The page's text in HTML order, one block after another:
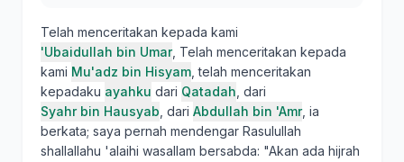
Telah menceritakan kepada kami
'Ubaidullah bin Umar, Telah menceritakan kepada
kami Mu'adz bin Hisyam , telah menceritakan
kepadaku ayahku dari Qatadah , dari
Syahr bin Hausyab , dari Abdullah bin 'Amr, ia
berkata; saya pernah mendengar Rasulullah
shallallahu 'alaihi wasallam bersabda: "Akan ada hijrah